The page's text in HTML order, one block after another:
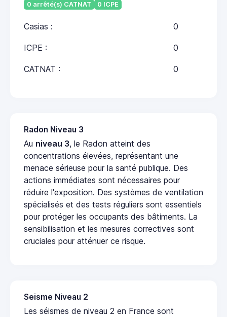
0 arrêté(s) CATNAT
0 ICPE
Casias : 0
ICPE : 0
CATNAT : 0
Radon Niveau 3
Au niveau 3, le Radon atteint des
concentrations élevées, représentant une
menace sérieuse pour la santé publique. Des
actions immédiates sont nécessaires pour
réduire l'exposition. Des systèmes de ventilation
spécialisés et des tests réguliers sont essentiels
pour protéger les occupants des bâtiments. La
sensibilisation et les mesures correctives sont
cruciales pour atténuer ce risque.
Seisme Niveau 2
Les séismes de niveau 2 en France sont